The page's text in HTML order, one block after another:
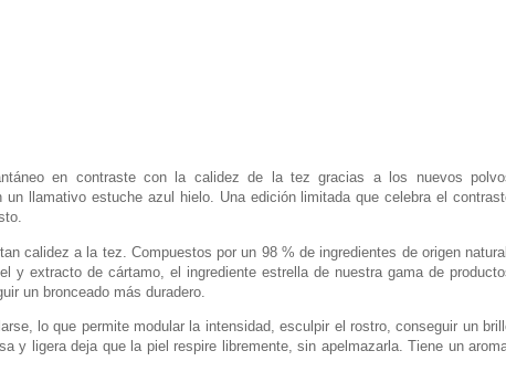
en contraste con la calidez de la tez gracias a los nuevos
un llamativo estuche azul hielo. Una edición limitada que celebra el
calidez a la tez. Compuestos por un 98 % de ingredientes de origen natural,
y extracto de cártamo, el ingrediente estrella de nuestra gama de
un bronceado más duradero.
lo que permite modular la intensidad, esculpir el rostro, conseguir un
y ligera deja que la piel respire libremente, sin apelmazarla. Tiene un